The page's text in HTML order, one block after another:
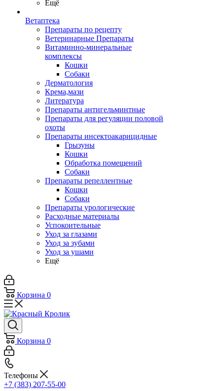
Ещё
Ветаптека
Препараты по рецепту
Ветеринарные Препараты
Витаминно-минеральные
комплексы
Кошки
Собаки
Дерматология
Крема,мази
Литература
Препараты антигельминтные
Препараты для регуляции половой
охоты
Препараты инсектоакарицидные
Грызуны
Кошки
Обработка помещений
Собаки
Препараты репеллентные
Кошки
Собаки
Препараты урологические
Расходные материалы
Успокоительные
Уход за глазами
Уход за зубами
Уход за ушами
Ещё
Корзина 0
Корзина 0
Телефоны
+7 (383) 207-55-00